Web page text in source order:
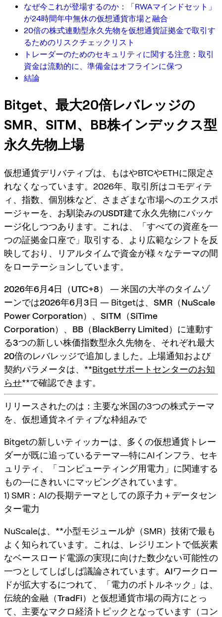
なぜ今これが登場するのか：「RWAマインドセット」
が24時間年中無休の仮想通貨市場と融合
20倍の株式連動型永久先物を仮想通貨証拠金で取引す
るためのリスクチェックリスト
トレーダーのためのセキュリティに関する注意：取引
資金は流動的に、準備金はオフラインに保つ
結論
Bitget、最大20倍レバレッジの
SMR、SITM、BB株インデックス型
永久先物上場
仮想通貨デリバティブは、もはやBTCやETHに限定さ
れなくなっています。2026年、取引所はコモディテ
ィ、指数、個別株など、さまざまな市場へのエクスポ
ージャーを、お馴染みのUSDT建て永久先物にパッケ
ージ化しつつあります。これは、「すべての資産を一
つの証拠金口座で」取引する、より広範なシフトを反
映しており、リアルタイムで資金が様々なテーマの間
をローテーションしています。
2026年6月4日（UTC+8）
― 米国の大半のタイムゾ
ーンでは2026年6月3日 ― Bitgetは、 SMR（NuScale
Power Corporation） 、 SITM（SiTime
Corporation） 、 BB（BlackBerry Limited） に連動す
る3つの新しい株価指数型永久先物を、それぞれ最大
20倍のレバレッジで追加しました。上場通知および
契約パラメータは、**Bitgetサポートセンターのお知
らせ**で確認できます。
リリースされたのは：主要な米国の3つの株式テーマ
を、仮想通貨ネイティブな枠組みで
Bitgetの新しいティッカーは、多くの仮想通貨トレー
ダーが既に追っているテーマ―特にAIインフラ、セキ
ュリティ、「コンピューティング用電力」に関連する
もの―にきれいにマッピングされています。
1) SMR：AIの長期テーマとしての原子力＋データセン
ター電力
NuScaleは、**小型モジュール炉（SMR） 技術で最も
よく知られています。これは、レジリエントで低炭素
なベースロード電源の実現に向けた数少ない可能性の
一つとしてしばしば議論されています。AIワークロー
ドが拡大するにつれて、「電力のボトルネック」は、
伝統的金融（TradFi）と仮想通貨市場の両方にとっ
て、主要なマクロ経済トピックとなっています（コン